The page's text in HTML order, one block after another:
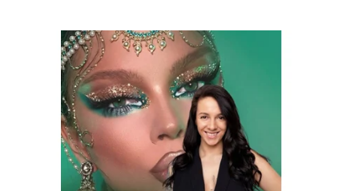
Nejdražší
Abecedně